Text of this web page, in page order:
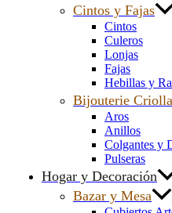
Cintos y Fajas
Cintos
Culeros
Lonjas
Fajas
Hebillas y
Bijouterie Criolla
Aros
Anillos
Colgantes y
Pulseras
Hogar y Decoración
Bazar y Mesa